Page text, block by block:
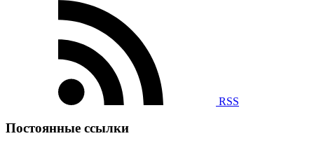
RSS
Постоянные ссылки